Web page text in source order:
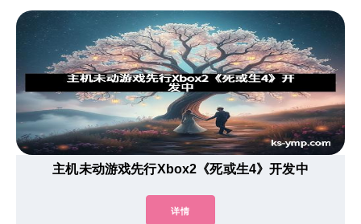
主机未动游戏先行Xbox2《死或生4》开发中
详情